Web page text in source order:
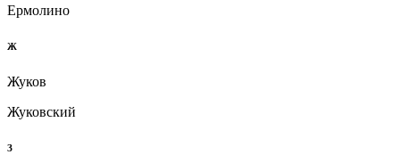
Ермолино
Ж
Жуков
Жуковский
З